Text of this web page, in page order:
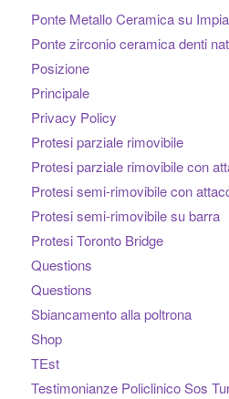
Ponte Metallo Ceramica su
Ponte zirconio ceramica denti
Posizione
Principale
Privacy Policy
Protesi parziale rimovibile
Protesi parziale rimovibile con
Protesi semi-rimovibile con
Protesi semi-rimovibile su barra
Protesi Toronto Bridge
Questions
Questions
Sbiancamento alla poltrona
Shop
TEst
Testimonianze Policlinico Sos